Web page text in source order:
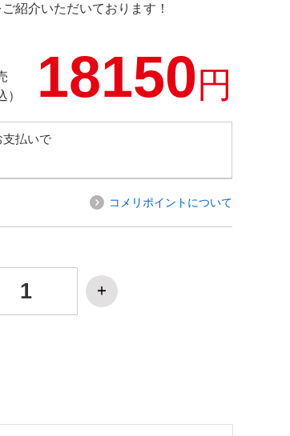
紹介いただいております！
）
18150円
支払いで
コメリポイントについて